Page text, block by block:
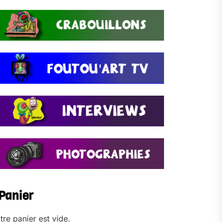
panier est vide.